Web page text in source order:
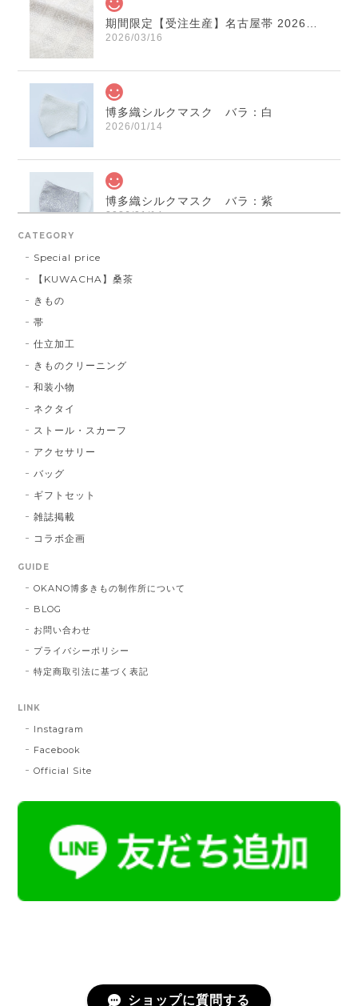
2026/03/16
博多織シルクマスク バラ：白
2026/01/14
博多織シルクマスク バラ：紫
2026/01/14
2025/05/26
2024/11/30
帯締 二分紐：鼡
NN：鼡
ださり、対応の早さにも感謝です。 素敵なお品をあり
がとうございました。
CATEGORY
Special price
【KUWACHA】桑茶
きもの
帯
仕立加工
きものクリーニング
和装小物
ネクタイ
ストール・スカーフ
アクセサリー
バッグ
ギフトセット
雑誌掲載
コラボ企画
GUIDE
OKANO博多きもの制作所について
BLOG
お問い合わせ
プライバシーポリシー
特定商取引法に基づく表記
LINK
Instagram
Facebook
Official Site
ショップに質問する